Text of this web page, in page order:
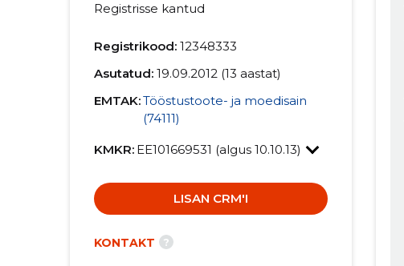
Registrisse kantud
Registrikood: 12348333
Asutatud: 19.09.2012 (13 aastat)
EMTAK:Tööstustoote- ja moedisain
(74111)
KMKR: EE101669531 (algus 10.10.13)
LISAN CRM'I
KONTAKT ?